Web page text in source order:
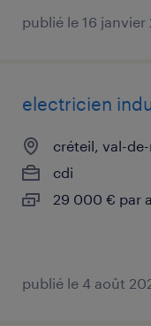
publié le 16 janvier
electricien
créteil, val-
cdi
29 000 € par
publié le 4 août